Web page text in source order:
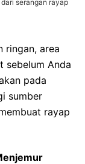
serangan rayap
ringan, area
sebelum Anda
pada
sumber
rayap